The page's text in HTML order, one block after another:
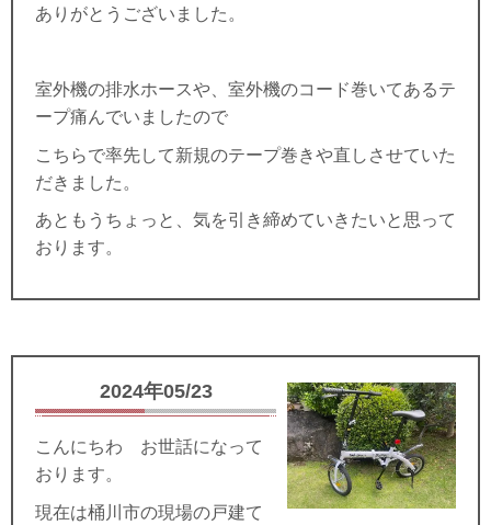
ありがとうございました。
室外機の排水ホースや、室外機のコード巻いてあるテ
ープ痛んでいましたので
こちらで率先して新規のテープ巻きや直しさせていた
だきました。
あともうちょっと、気を引き締めていきたいと思って
おります。
2024年05/23
こんにちわ お世話になって
おります。
現在は桶川市の現場の戸建て